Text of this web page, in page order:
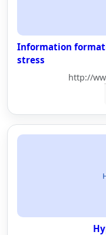
Information
stress
http://